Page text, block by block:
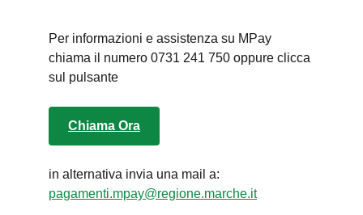
Per informazioni e assistenza su MPay
chiama il numero 0731 241 750 oppure clicca
sul pulsante
Chiama Ora
in alternativa invia una mail a:
pagamenti.mpay@regione.marche.it